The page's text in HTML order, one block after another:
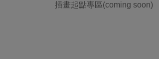
插畫起點專區(coming soon)